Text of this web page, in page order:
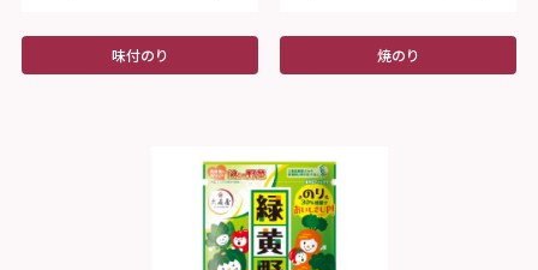
味付のり 焼のり